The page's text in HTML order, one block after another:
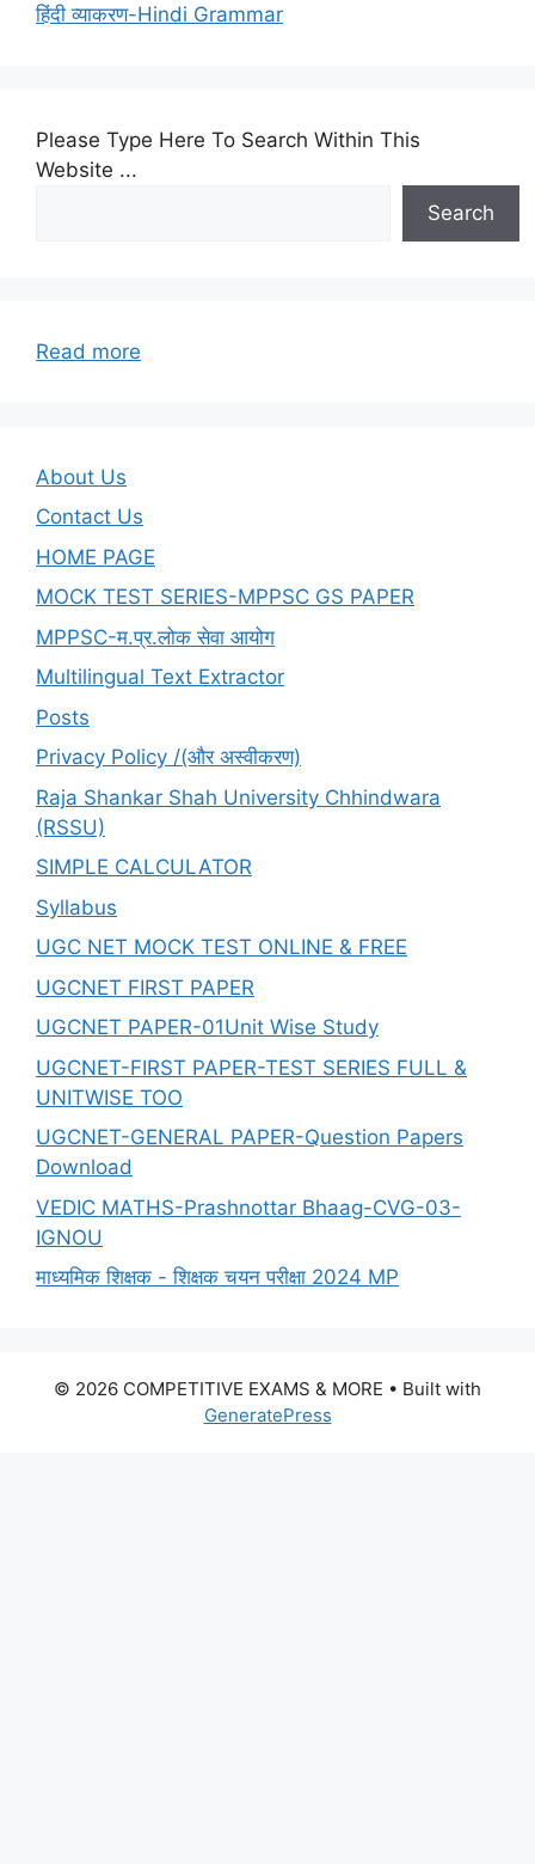
हिंदी व्याकरण-Hindi Grammar
Please Type Here To Search Within This
Website ...
Search
Read more
education-
Part-
05
About Us
Contact Us
HOME PAGE
MOCK TEST SERIES-MPPSC GS PAPER
MPPSC-म.प्र.लोक सेवा आयोग
Multilingual Text Extractor
Posts
Privacy Policy /(और अस्वीकरण)
Raja Shankar Shah University Chhindwara
(RSSU)
SIMPLE CALCULATOR
Syllabus
UGC NET MOCK TEST ONLINE & FREE
UGCNET FIRST PAPER
UGCNET PAPER-01Unit Wise Study
UGCNET-FIRST PAPER-TEST SERIES FULL &
UNITWISE TOO
UGCNET-GENERAL PAPER-Question Papers
Download
VEDIC MATHS-Prashnottar Bhaag-CVG-03-
IGNOU
माध्यमिक शिक्षक - शिक्षक चयन परीक्षा 2024 MP
© 2026 COMPETITIVE EXAMS & MORE • Built with
GeneratePress